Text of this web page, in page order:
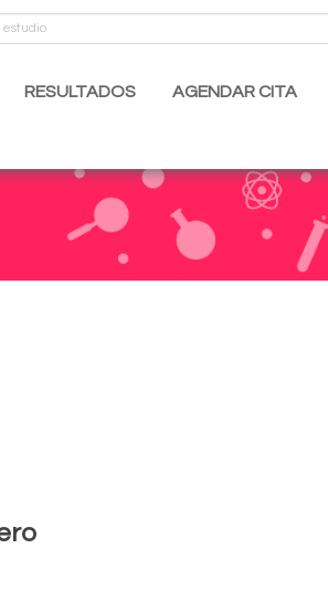
RESULTADOS AGENDAR CITA